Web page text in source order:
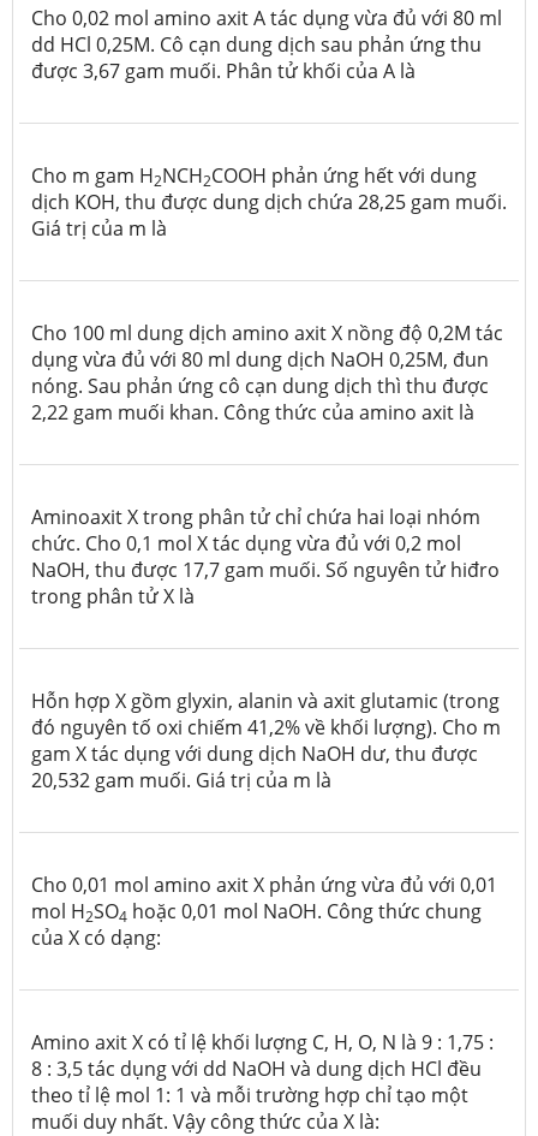
Cho 0,02 mol amino axit A tác dụng vừa đủ với 80 ml
dd HCl 0,25M. Cô cạn dung dịch sau phản ứng thu
được 3,67 gam muối. Phân tử khối của A là
Cho m gam H2NCH2COOH phản ứng hết với dung
dịch KOH, thu được dung dịch chứa 28,25 gam muối.
Giá trị của m là
Cho 100 ml dung dịch amino axit X nồng độ 0,2M tác
dụng vừa đủ với 80 ml dung dịch NaOH 0,25M, đun
nóng. Sau phản ứng cô cạn dung dịch thì thu được
2,22 gam muối khan. Công thức của amino axit là
Aminoaxit X trong phân tử chỉ chứa hai loại nhóm
chức. Cho 0,1 mol X tác dụng vừa đủ với 0,2 mol
NaOH, thu được 17,7 gam muối. Số nguyên tử hiđro
trong phân tử X là
Hỗn hợp X gồm glyxin, alanin và axit glutamic (trong
đó nguyên tố oxi chiếm 41,2% về khối lượng). Cho m
gam X tác dụng với dung dịch NaOH dư, thu được
20,532 gam muối. Giá trị của m là
Cho 0,01 mol amino axit X phản ứng vừa đủ với 0,01
mol H2SO4 hoặc 0,01 mol NaOH. Công thức chung
của X có dạng:
Amino axit X có tỉ lệ khối lượng C, H, O, N là 9 : 1,75 :
8 : 3,5 tác dụng với dd NaOH và dung dịch HCl đều
theo tỉ lệ mol 1: 1 và mỗi trường hợp chỉ tạo một
muối duy nhất. Vậy công thức của X là: